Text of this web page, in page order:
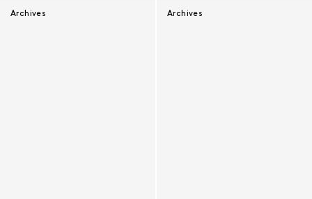
Archives Archives